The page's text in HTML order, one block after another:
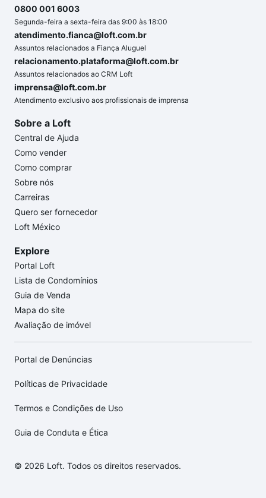
0800 001 6003
Segunda-feira a sexta-feira das 9:00 às 18:00
atendimento.fianca@loft.com.br
Assuntos relacionados a Fiança Aluguel
relacionamento.plataforma@loft.com.br
Assuntos relacionados ao CRM Loft
imprensa@loft.com.br
Atendimento exclusivo aos profissionais de imprensa
Sobre a Loft
Central de Ajuda
Como vender
Como comprar
Sobre nós
Carreiras
Quero ser fornecedor
Loft México
Explore
Portal Loft
Lista de Condomínios
Guia de Venda
Mapa do site
Avaliação de imóvel
Portal de Denúncias
Políticas de Privacidade
Termos e Condições de Uso
Guia de Conduta e Ética
© 2026 Loft. Todos os direitos reservados.